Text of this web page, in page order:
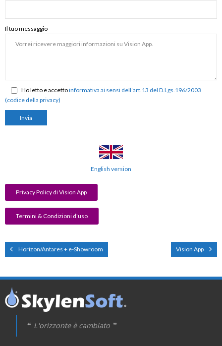
Il tuo messaggio
Ho letto e accettoinformativa ai sensi dell’art.13 del D.Lgs.196/2003
(codice della privacy)
English version
Privacy Policy di Vision App
Termini & Condizioni d'uso
Horizon/Antares + e-Showroom Vision App
L'orizzonte è cambiato